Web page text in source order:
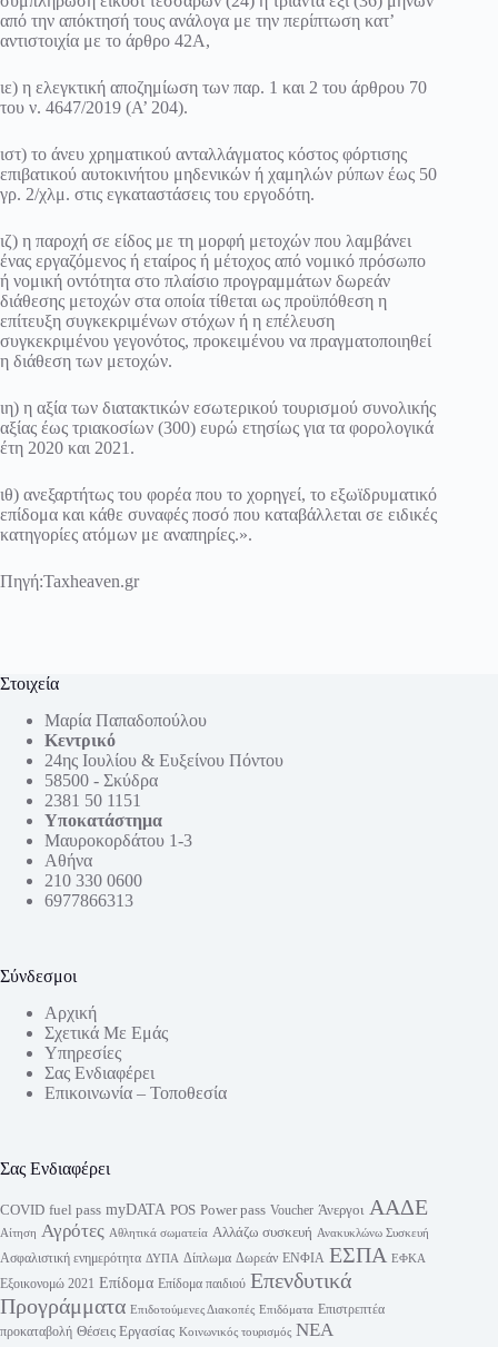
από την απόκτησή τους ανάλογα με την περίπτωση κατ’
αντιστοιχία με το άρθρο 42Α,
ιε) η ελεγκτική αποζημίωση των παρ. 1 και 2 του άρθρου 70
του ν. 4647/2019 (Α’ 204).
ιστ) το άνευ χρηματικού ανταλλάγματος κόστος φόρτισης
επιβατικού αυτοκινήτου μηδενικών ή χαμηλών ρύπων έως 50
γρ. 2/χλμ. στις εγκαταστάσεις του εργοδότη.
ιζ) η παροχή σε είδος με τη μορφή μετοχών που λαμβάνει
ένας εργαζόμενος ή εταίρος ή μέτοχος από νομικό πρόσωπο
ή νομική οντότητα στο πλαίσιο προγραμμάτων δωρεάν
διάθεσης μετοχών στα οποία τίθεται ως προϋπόθεση η
επίτευξη συγκεκριμένων στόχων ή η επέλευση
συγκεκριμένου γεγονότος, προκειμένου να πραγματοποιηθεί
η διάθεση των μετοχών.
ιη) η αξία των διατακτικών εσωτερικού τουρισμού συνολικής
αξίας έως τριακοσίων (300) ευρώ ετησίως για τα φορολογικά
έτη 2020 και 2021.
ιθ) ανεξαρτήτως του φορέα που το χορηγεί, το εξωϊδρυματικό
επίδομα και κάθε συναφές ποσό που καταβάλλεται σε ειδικές
κατηγορίες ατόμων με αναπηρίες.».
Πηγή:Taxheaven.gr
Στοιχεία
Μαρία Παπαδοπούλου
Κεντρικό
24ης Ιουλίου & Ευξείνου Πόντου
58500 - Σκύδρα
2381 50 1151
Υποκατάστημα
Μαυροκορδάτου 1-3
Αθήνα
210 330 0600
6977866313
Σύνδεσμοι
Αρχική
Σχετικά Με Εμάς
Υπηρεσίες
Σας Ενδιαφέρει
Επικοινωνία – Τοποθεσία
Σας Ενδιαφέρει
COVID fuel pass myDATA POS Power pass Voucher Άνεργοι ΑΑΔΕ
Αίτηση Αγρότες Αθλητικά σωματεία Αλλάζω συσκευή Ανακυκλώνω Συσκευή
Ασφαλιστική ενημερότητα ΔΥΠΑ Δίπλωμα Δωρεάν ΕΝΦΙΑ ΕΣΠΑ ΕΦΚΑ
Εξοικονομώ 2021 Επίδομα Επίδομα παιδιού Επενδυτικά
Προγράμματα Επιδοτούμενες Διακοπές Επιδόματα Επιστρεπτέα
προκαταβολή Θέσεις Εργασίας Κοινωνικός τουρισμός ΝΕΑ